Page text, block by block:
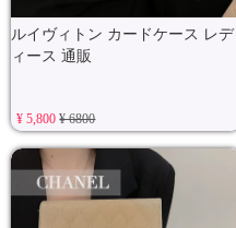
ルイヴィトン カードケース レデ
ィース 通販
¥ 5,800¥ 6800